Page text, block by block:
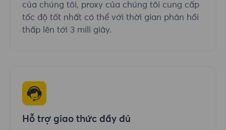
của chúng tôi, proxy của chúng tôi cung cấp
tốc độ tốt nhất có thể với thời gian phản hồi
thấp lên tới 3 mili giây.
Hỗ trợ giao thức đầy đủ